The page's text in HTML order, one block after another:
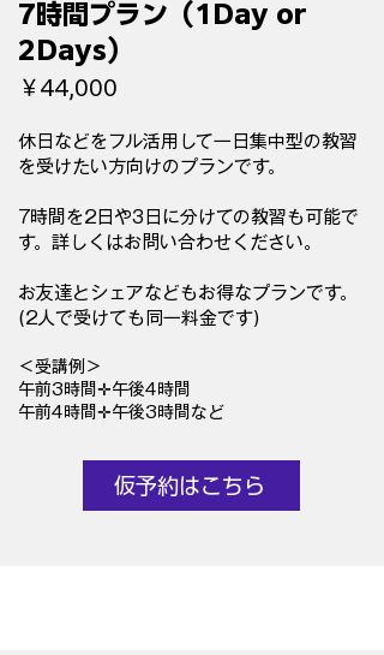
7時間プラン（1Day or
2Days）
￥44,000
休日などをフル活用して一日集中型の教習
を受けたい方向けのプランです。
​7時間を2日や3日に分けての教習も可能で
す。詳しくはお問い合わせください。
お友達とシェアなどもお得なプランです。
(2人で受けても同一料金です)
＜受講例＞
午前3時間✛午後4時間
​午前4時間✛午後3時間など
仮予約はこちら